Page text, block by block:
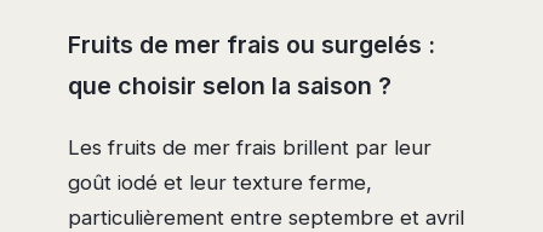
Fruits de mer frais ou surgelés :
que choisir selon la saison ?
Les fruits de mer frais brillent par leur
goût iodé et leur texture ferme,
particulièrement entre septembre et avril